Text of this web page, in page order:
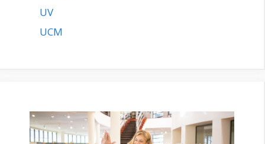
UV
UCM